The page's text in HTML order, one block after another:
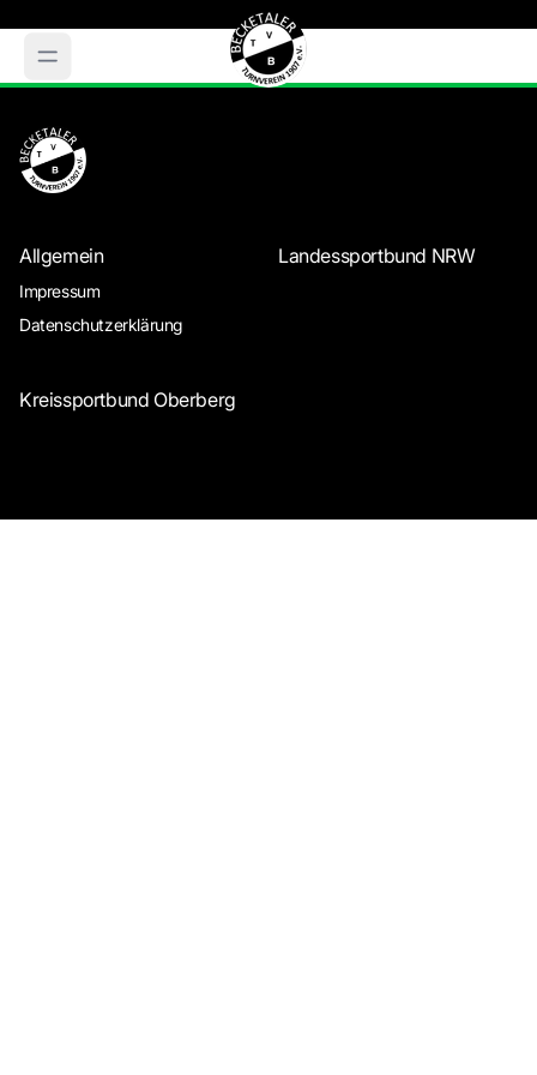
Allgemein
Impressum
Datenschutzerklärung
Landessportbund NRW
Kreissportbund Oberberg